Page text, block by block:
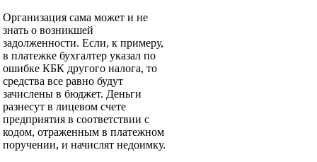
Организация сама может и не
знать о возникшей
задолженности. Если, к примеру,
в платежке бухгалтер указал по
ошибке КБК другого налога, то
средства все равно будут
зачислены в бюджет. Деньги
разнесут в лицевом счете
предприятия в соответствии с
кодом, отраженным в платежном
поручении, и начислят недоимку.